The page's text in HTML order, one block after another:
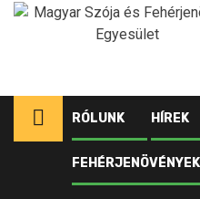
Ugrás
RÓLUNK HÍREK
FEHÉRJENÖVÉNYEK
Kezdőlap
Újdonságok